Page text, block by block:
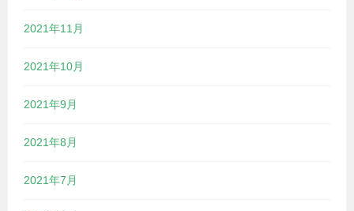
2021年11月
2021年10月
2021年9月
2021年8月
2021年7月